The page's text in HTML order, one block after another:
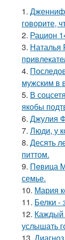
1.
говорите,
2. Рацион
3. Наталья
4.
мужским в
5. В
якобы
6. Джулия
7. Люди, у
8. Десять
питтом.
9. Пeвица
семье.
10. Мария
11. Белки -
12. Каждый
услышать